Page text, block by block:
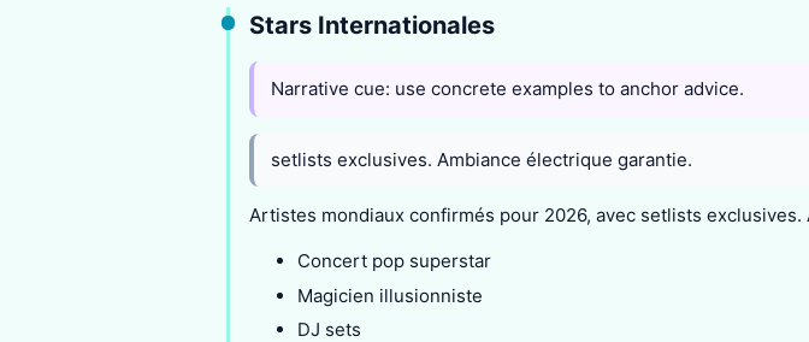
Stars Internationales
Narrative cue: use concrete examples to anchor advice.
setlists exclusives. Ambiance électrique garantie.
Artistes mondiaux confirmés pour 2026, avec setlists
Concert pop superstar
Magicien illusionniste
DJ sets